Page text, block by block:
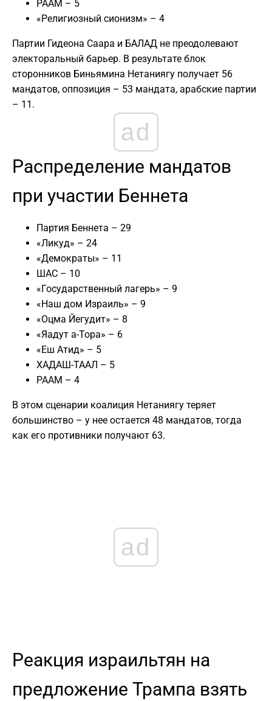
РААМ – 5
«Религиозный сионизм» – 4
Партии Гидеона Саара и БАЛАД не преодолевают
электоральный барьер. В результате блок
сторонников Биньямина Нетаниягу получает 56
мандатов, оппозиция – 53 мандата, арабские партии
– 11.
ad
Распределение мандатов
при участии Беннета
Партия Беннета – 29
«Ликуд» – 24
«Демократы» – 11
ШАС – 10
«Государственный лагерь» – 9
«Наш дом Израиль» – 9
«Оцма Йегудит» – 8
«Яадут а-Тора» – 6
«Еш Атид» – 5
ХАДАШ-ТААЛ – 5
РААМ – 4
В этом сценарии коалиция Нетаниягу теряет
большинство – у нее остается 48 мандатов, тогда
как его противники получают 63.
ad
Реакция израильтян на
предложение Трампа взять